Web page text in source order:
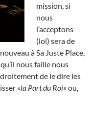
mission, si
nous
l’acceptons
(lol) sera de
à Sa Juste Place,
nous faille nous
de le dire les
«la Part du Roi» ou,